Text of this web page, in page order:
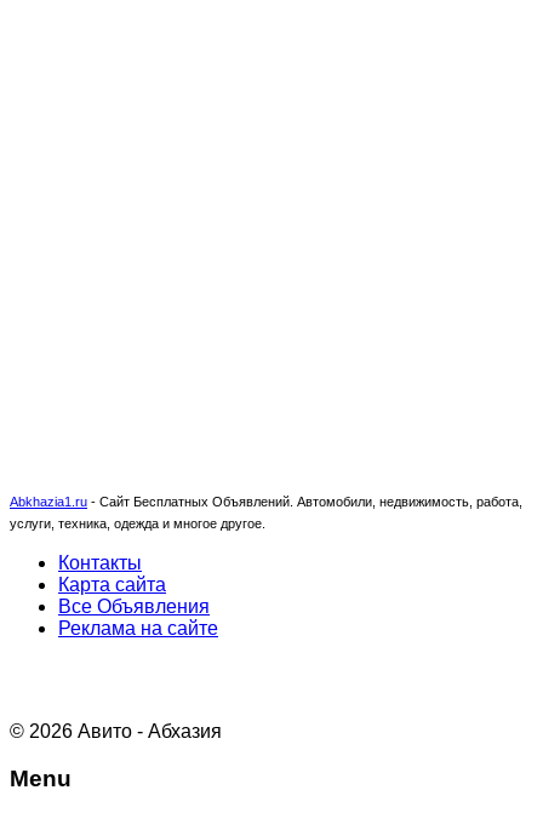
Abkhazia1.ru - Сайт Бесплатных Объявлений. Автомобили, недвижимость, работа,
услуги, техника, одежда и многое другое.
Контакты
Карта сайта
Все Объявления
Реклама на сайте
© 2026 Авито - Абхазия
Menu